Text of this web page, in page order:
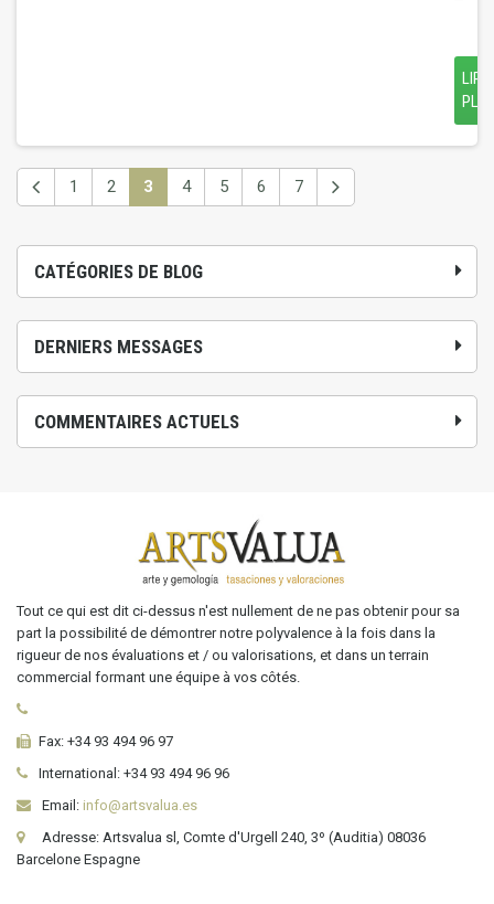
CATÉGORIES DE BLOG
DERNIERS MESSAGES
COMMENTAIRES ACTUELS
LIRE
1 2 3 4 5 6 7
Tout ce qui est dit ci-dessus n'est nullement de ne pas obtenir pour sa
part la possibilité de démontrer notre polyvalence à la fois dans la
rigueur de nos évaluations et / ou valorisations, et dans un terrain
commercial formant une équipe à vos côtés.
Fax: +34 93 494 96 97
International: +34 93 494 96 96
Email: info@artsvalua.es
Adresse: Artsvalua sl, Comte d'Urgell 240, 3º (Auditia) 08036
Barcelone Espagne